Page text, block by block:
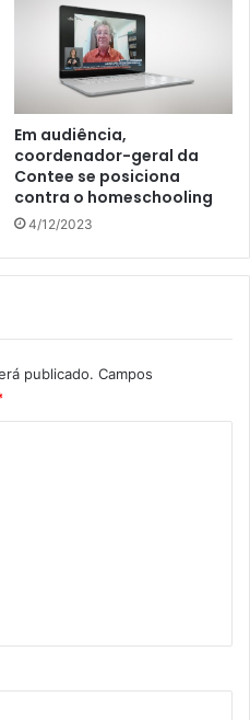
Em audiência,
coordenador-geral da
Contee se posiciona
contra o homeschooling
4/12/2023
publicado. Campos